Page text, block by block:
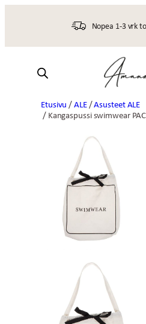
Nopea 1-3 vrk
Etusivu /ALE/Asusteet ALE
/ Kangaspussi swimwear